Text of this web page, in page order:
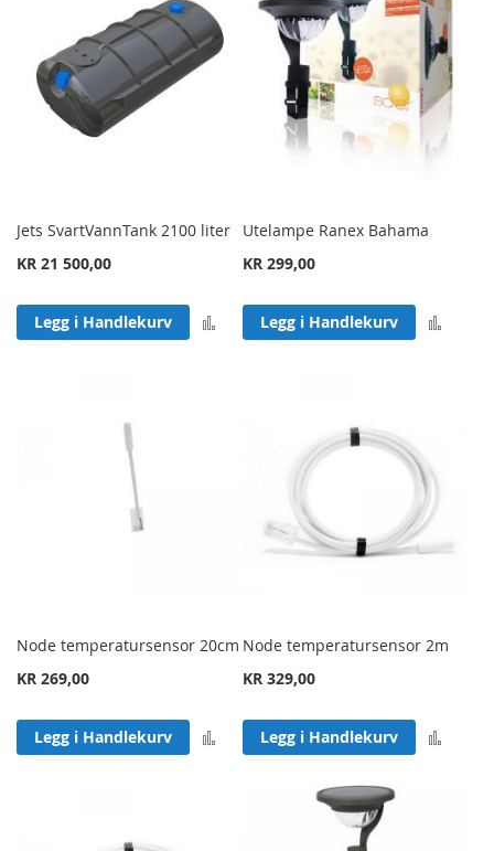
Jets SvartVannTank 2100 liter
KR 21 500,00
Legg i Handlekurv Legg til sammenligning
Utelampe Ranex Bahama
KR 299,00
Legg i Handlekurv
Node temperatursensor 20cm
KR 269,00
Legg i Handlekurv Legg til sammenligning
Node temperatursensor 2m
KR 329,00
Legg i Handlekurv